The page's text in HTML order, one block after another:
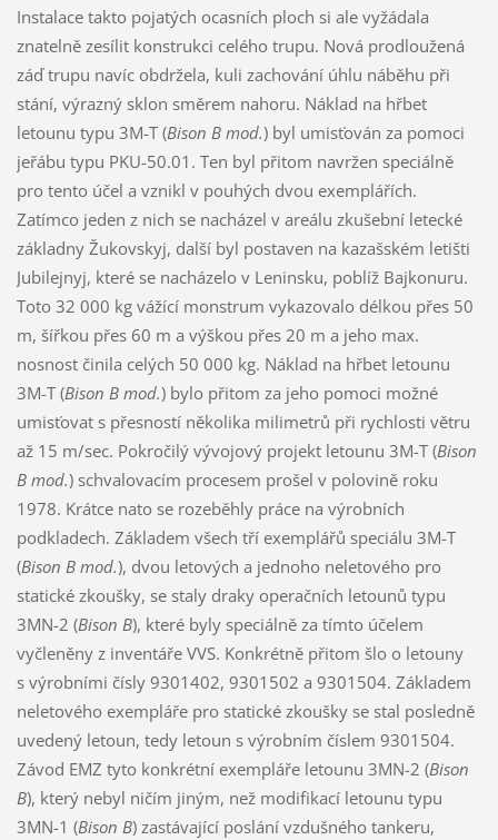
Instalace takto pojatých ocasních ploch si ale vyžádala
znatelně zesílit konstrukci celého trupu. Nová prodloužená
záď trupu navíc obdržela, kuli zachování úhlu náběhu při
stání, výrazný sklon směrem nahoru. Náklad na hřbet
letounu typu 3M-T (Bison B mod.) byl umisťován za pomoci
jeřábu typu PKU-50.01. Ten byl přitom navržen speciálně
pro tento účel a vznikl v pouhých dvou exemplářích.
Zatímco jeden z nich se nacházel v areálu zkušební letecké
základny Žukovskyj, další byl postaven na kazašském letišti
Jubilejnyj, které se nacházelo v Leninsku, poblíž Bajkonuru.
Toto 32 000 kg vážící monstrum vykazovalo délkou přes 50
m, šířkou přes 60 m a výškou přes 20 m a jeho max.
nosnost činila celých 50 000 kg. Náklad na hřbet letounu
3M-T (Bison B mod.) bylo přitom za jeho pomoci možné
umisťovat s přesností několika milimetrů při rychlosti větru
až 15 m/sec. Pokročilý vývojový projekt letounu 3M-T (Bison
B mod.) schvalovacím procesem prošel v polovině roku
1978. Krátce nato se rozeběhly práce na výrobních
podkladech. Základem všech tří exemplářů speciálu 3M-T
(Bison B mod.), dvou letových a jednoho neletového pro
statické zkoušky, se staly draky operačních letounů typu
3MN-2 (Bison B), které byly speciálně za tímto účelem
vyčleněny z inventáře VVS. Konkrétně přitom šlo o letouny
s výrobními čísly 9301402, 9301502 a 9301504. Základem
neletového exempláře pro statické zkoušky se stal posledně
uvedený letoun, tedy letoun s výrobním číslem 9301504.
Závod EMZ tyto konkrétní exempláře letounu 3MN-2 (Bison
B), který nebyl ničím jiným, než modifikací letounu typu
3MN-1 (Bison B) zastávající poslání vzdušného tankeru,